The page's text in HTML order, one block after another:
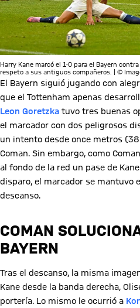
Harry Kane marcó el 1-0 para el Bayern
respeto a sus antiguos compañeros. | ©
El Bayern siguió jugando con
que el Tottenham apenas
Leon Goretzka tuvo tres buenas
el marcador con dos peligrosos
un intento desde once metros
Coman. Sin embargo, como
al fondo de la red un pase de
disparo, el marcador se mantuvo
descanso.
COMAN
BAYERN
Tras el descanso, la misma
Kane desde la banda derecha,
portería. Lo mismo le ocurrió a